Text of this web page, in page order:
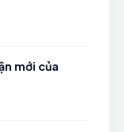
mới của